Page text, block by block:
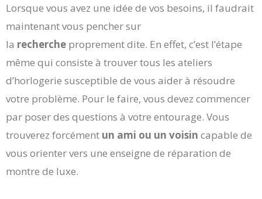
Lorsque vous avez une idée de vos besoins, il faudrait
maintenant vous pencher sur
la recherche proprement dite. En effet, c’est l’étape
même qui consiste à trouver tous les ateliers
d’horlogerie susceptible de vous aider à résoudre
votre problème. Pour le faire, vous devez commencer
par poser des questions à votre entourage. Vous
trouverez forcément un ami ou un voisin capable de
vous orienter vers une enseigne de réparation de
montre de luxe.